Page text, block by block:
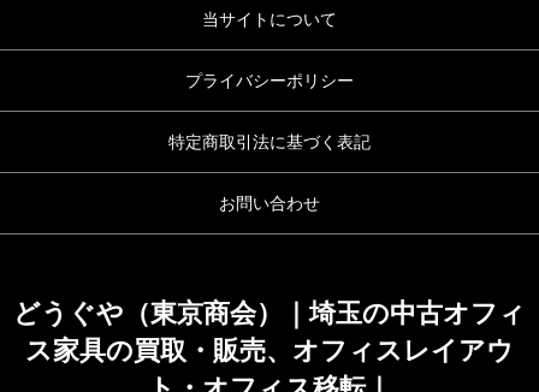
当サイトについて
プライバシーポリシー
特定商取引法に基づく表記
お問い合わせ
どうぐや（東京商会）｜埼玉の中古オフィ
ス家具の買取・販売、オフィスレイアウ